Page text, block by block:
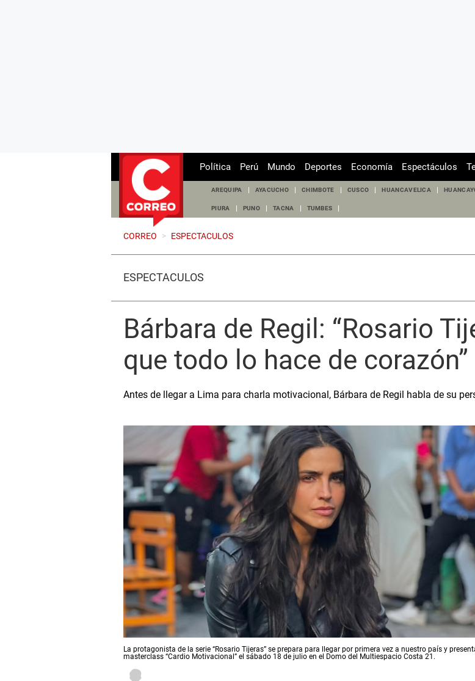
Política Perú Mundo Deportes Economía Espectáculos
AREQUIPA AYACUCHO CHIMBOTE CUSCO HUANCAVELICA
PIURA PUNO TACNA TUMBES
CORREO > ESPECTACULOS
ESPECTÁCULOS
Bárbara de Regil: “Rosario
que todo lo hace de corazón”
Antes de llegar a Lima para charla motivacional, Bárbara de Regil habla de su
La protagonista de la serie “Rosario Tijeras” se prepara para llegar por primera vez a nuestro país y
masterclass “Cardio Motivacional” el sábado 18 de julio en el Domo del Multiespacio Costa 21.